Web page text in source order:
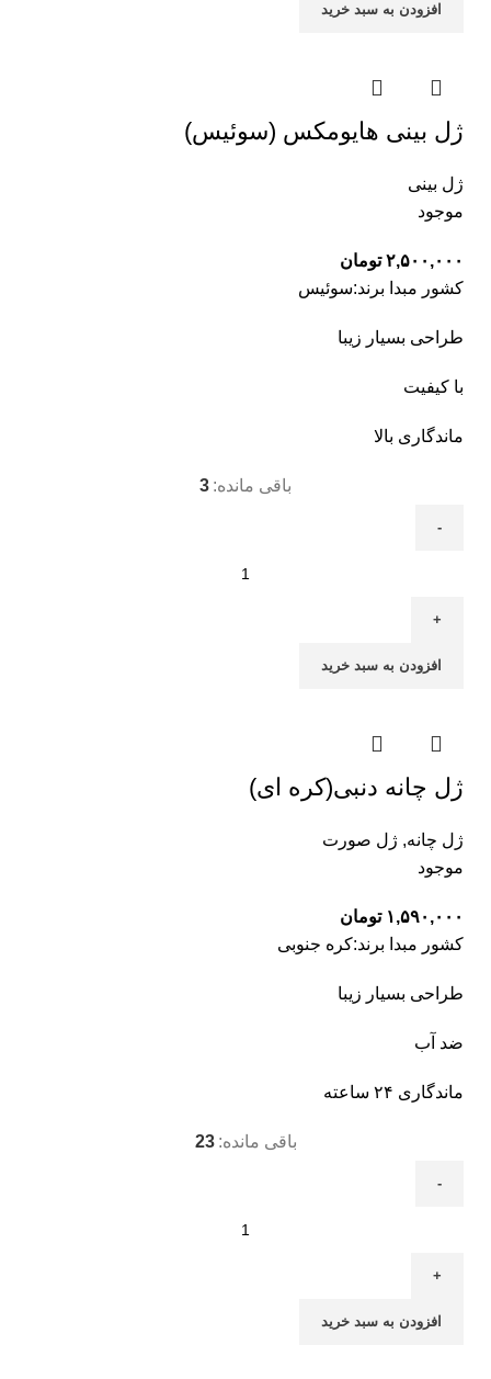
افزودن به سبد خرید
ژل بینی هایومکس (سوئیس)
ژل بینی
موجود
۲,۵۰۰,۰۰۰ تومان
کشور مبدا برند:سوئیس
طراحی بسیار زیبا
با کیفیت
ماندگاری بالا
باقی مانده: 3
افزودن به سبد خرید
ژل چانه دنبی(کره ای)
ژل چانه, ژل صورت
موجود
۱,۵۹۰,۰۰۰ تومان
کشور مبدا برند:کره جنوبی
طراحی بسیار زیبا
ضد آب
ماندگاری ۲۴ ساعته
باقی مانده: 23
افزودن به سبد خرید